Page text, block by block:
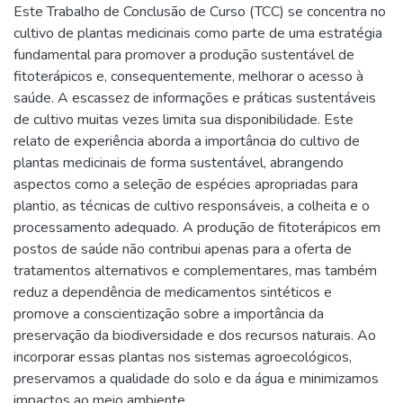
Este Trabalho de Conclusão de Curso (TCC) se concentra no
cultivo de plantas medicinais como parte de uma estratégia
fundamental para promover a produção sustentável de
fitoterápicos e, consequentemente, melhorar o acesso à
saúde. A escassez de informações e práticas sustentáveis
de cultivo muitas vezes limita sua disponibilidade. Este
relato de experiência aborda a importância do cultivo de
plantas medicinais de forma sustentável, abrangendo
aspectos como a seleção de espécies apropriadas para
plantio, as técnicas de cultivo responsáveis, a colheita e o
processamento adequado. A produção de fitoterápicos em
postos de saúde não contribui apenas para a oferta de
tratamentos alternativos e complementares, mas também
reduz a dependência de medicamentos sintéticos e
promove a conscientização sobre a importância da
preservação da biodiversidade e dos recursos naturais. Ao
incorporar essas plantas nos sistemas agroecológicos,
preservamos a qualidade do solo e da água e minimizamos